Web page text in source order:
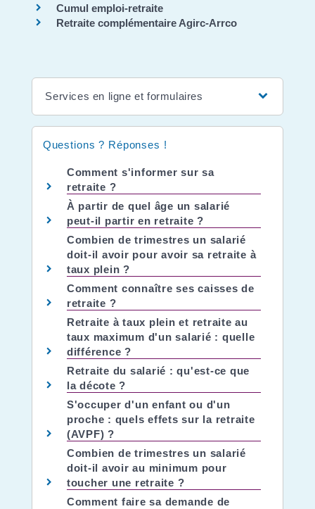
Cumul emploi-retraite
Retraite complémentaire Agirc-Arrco
Services en ligne et formulaires
Questions ? Réponses !
Comment s'informer sur sa
retraite ?
À partir de quel âge un salarié
peut-il partir en retraite ?
Combien de trimestres un salarié
doit-il avoir pour avoir sa retraite à
taux plein ?
Comment connaître ses caisses de
retraite ?
Retraite à taux plein et retraite au
taux maximum d'un salarié : quelle
différence ?
Retraite du salarié : qu'est-ce que
la décote ?
S'occuper d'un enfant ou d'un
proche : quels effets sur la retraite
(AVPF) ?
Combien de trimestres un salarié
doit-il avoir au minimum pour
toucher une retraite ?
Comment faire sa demande de